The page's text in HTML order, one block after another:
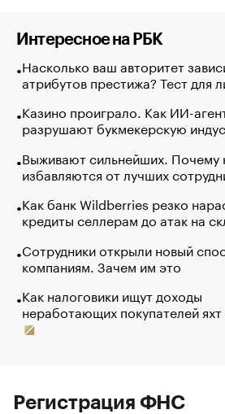
Интересное на РБК
Насколько ваш авторитет
атрибутов престижа? Тест для
Казино проиграло. Как ИИ-
разрушают букмекерскую
Выживают сильнейших. Почему
избавляются от лучших
Как банк Wildberries резко
кредиты селлерам до атак на
Сотрудники открыли новый
компаниям. Зачем им это
Как налоговики ищут доходы
неработающих покупателей яхт
Регистрация ФНС